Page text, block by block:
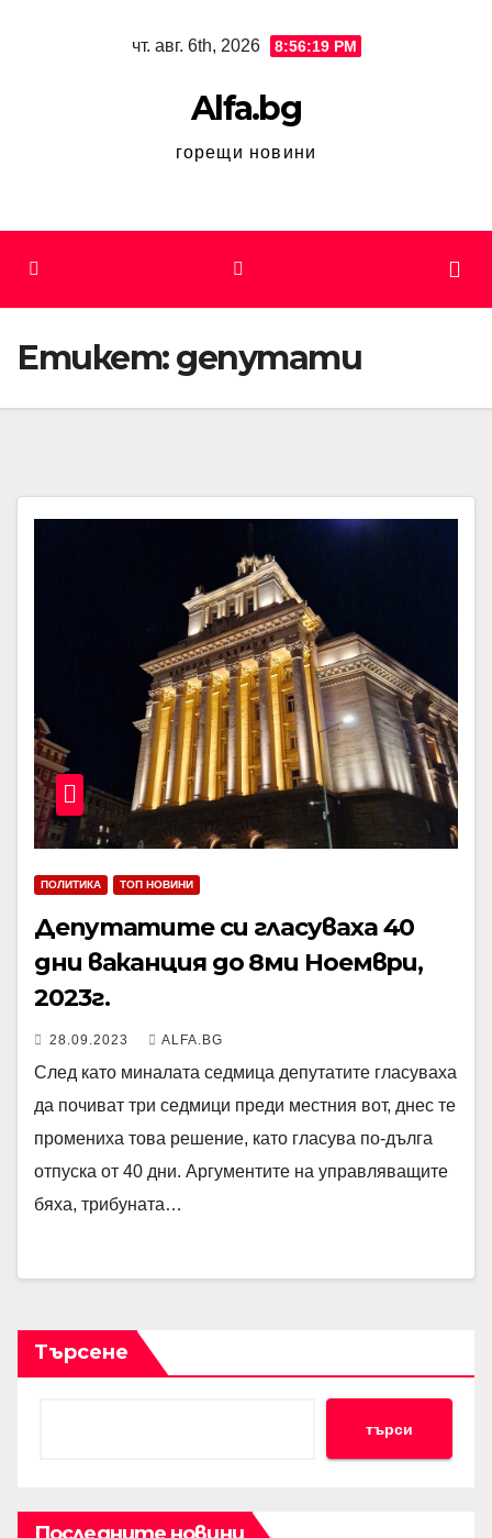
чт. авг. 6th, 2026 8:56:19 PM
Alfa.bg
горещи новини
Етикет:депутати
ПОЛИТИКА ТОП НОВИНИ
Депутатите си гласуваха 40
дни ваканция до 8ми Ноември,
2023г.
28.09.2023 ALFA.BG
След като миналата седмица депутатите гласуваха
да почиват три седмици преди местния вот, днес те
промениха това решение, като гласува по-дълга
отпуска от 40 дни. Аргументите на управляващите
бяха, трибуната…
Търсене
търси